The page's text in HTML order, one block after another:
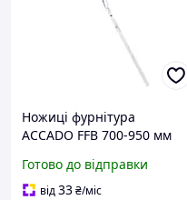
Ножиці фурнітура
ACCADO FFB 700-950 мм
металопластикових вікон
(арт. 10008.0820.0.2)
Готово до відправки
від33₴/міс